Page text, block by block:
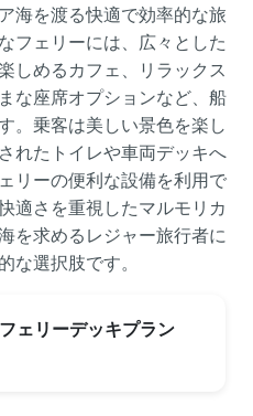
海を渡る快適で効率的な旅
フェリーには、広々とした
しめるカフェ、リラックス
な座席オプションなど、船
。乗客は美しい景色を楽し
れたトイレや車両デッキへ
リーの便利な設備を利用で
適さを重視したマルモリカ
を求めるレジャー旅行者に
な選択肢です。
ェリーデッキプラン